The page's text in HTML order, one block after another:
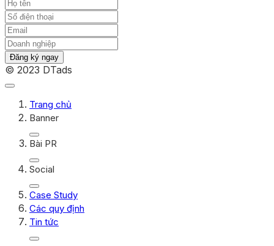
Đăng ký ngay
© 2023 DTads
Trang chủ
Banner
Bài PR
Social
Case Study
Các quy định
Tin tức